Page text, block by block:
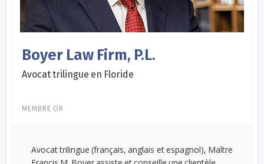
Boyer Law Firm, P.L.
Avocat trilingue en Floride
MEMBRE OR
Avocat trilingue (français, anglais et espagnol), Maître